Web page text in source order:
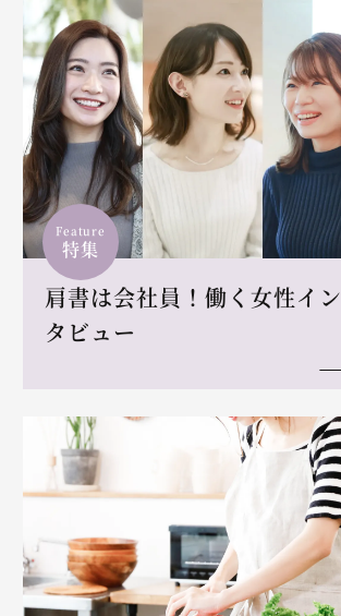
Feature
特集
肩書は会社員！働く女性イン
タビュー